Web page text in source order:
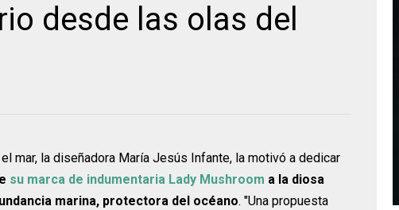
desde las olas del
mar, la diseñadora María Jesús Infante, la motivó a dedicar
su marca de indumentaria Lady Mushroom a la diosa
marina, protectora del océano. "Una propuesta